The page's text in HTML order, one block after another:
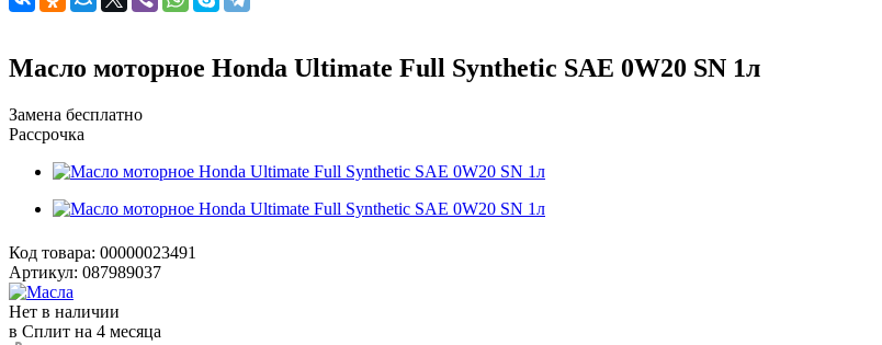
Масло моторное Honda Ultimate Full Synthetic SAE 0W20 SN 1л
Замена бесплатно
Рассрочка
Код товара: 00000023491
Артикул: 087989037
Нет в наличии
в Сплит на 4 месяца